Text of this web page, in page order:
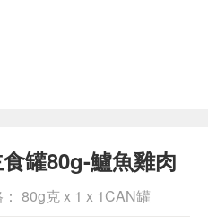
罐80g-鱸魚雞肉
80g克 x 1 x 1CAN罐